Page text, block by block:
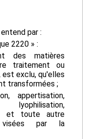
par :
2220 » :
des matières
traitement ou
exclu, qu'elles
transformées ;
appertisation,
lyophilisation,
et toute autre
par la